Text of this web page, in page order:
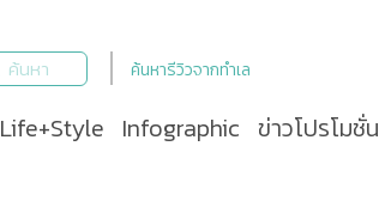
ค้นหารีวิวจากทำเล
Life+Style Infographic ข่าวโปรโมชั่น